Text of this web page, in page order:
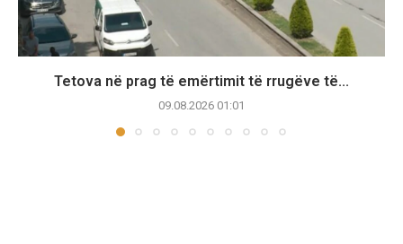
Tetova në prag të emërtimit të rrugëve të...
09.08.2026 01:01